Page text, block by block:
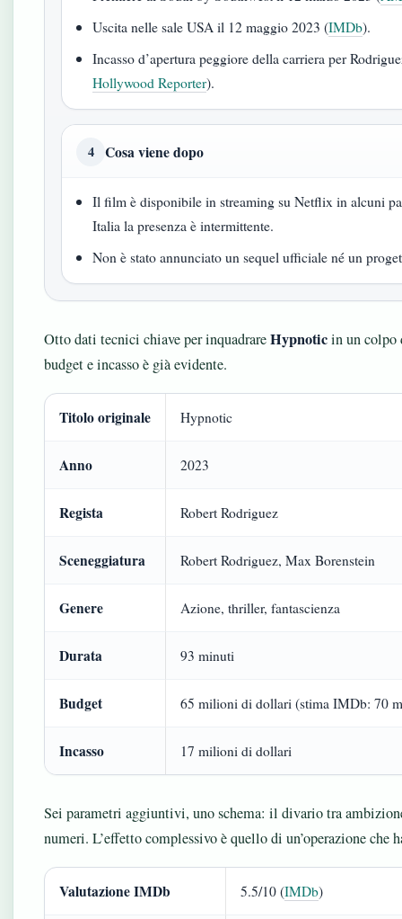
Uscita nelle sale USA il 12 maggio 2023 (IMDb).
Incasso d’apertura peggiore della carriera per
Hollywood Reporter).
4 Cosa viene dopo
Il film è disponibile in streaming su Netflix in alcuni
Italia la presenza è intermittente.
Non è stato annunciato un sequel ufficiale né un
Otto dati tecnici chiave per inquadrareHypnoticin un colpo
budget e incasso è già evidente.
Titolo originale Hypnotic
Anno 2023
Regista Robert Rodriguez
Sceneggiatura Robert Rodriguez, Max Borenstein
Genere Azione, thriller, fantascienza
Durata 93 minuti
Budget 65 milioni di dollari (stima IMDb: 70
Incasso 17 milioni di dollari
Sei parametri aggiuntivi, uno schema: il divario tra
numeri. L’effetto complessivo è quello di un’operazione che
Valutazione IMDb 5.5/10 (IMDb)